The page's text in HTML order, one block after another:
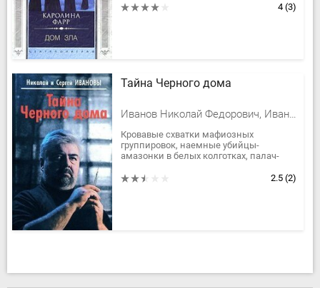
Уорбартон. В доме живут алчные...
4 (3)
Тайна Черного дома
Иванов Николай Федорович, Иванов Сергей Михайлович
Кровавые схватки мафиозных
группировок, наемные убийцы-
амазонки в белых колготках, палач-
подпольной клиники под крышей2.5 (2)